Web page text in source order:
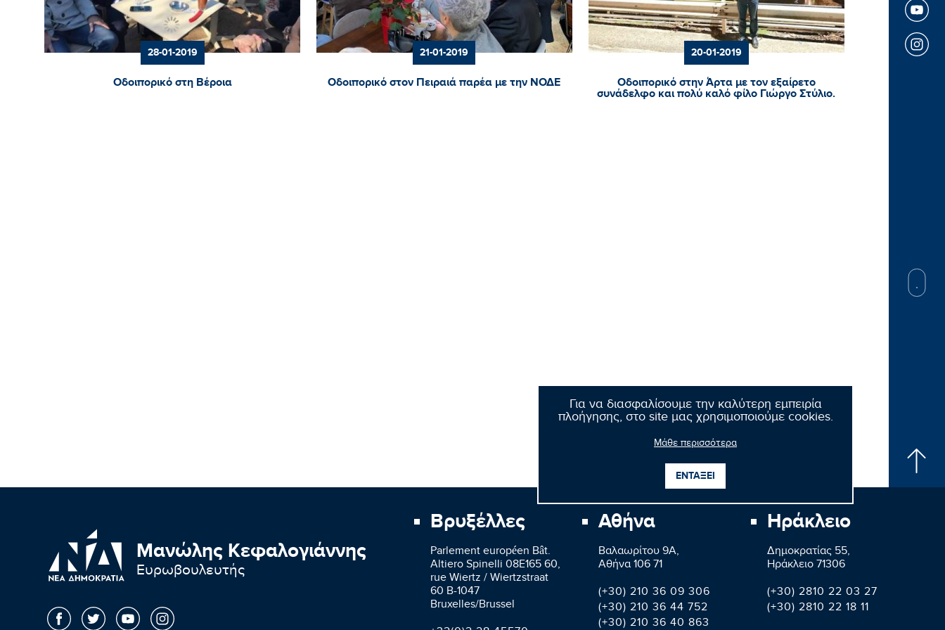
Για να διασφαλίσουμε την καλύτερη εμπειρία
πλοήγησης, στο site μας χρησιμοποιούμε cookies.
Μάθε περισσότερα
ΕΝΤΑΞΕΙ
28-01-2019
Οδοιπορικό στη Βέροια
21-01-2019
Οδοιπορικό στον Πειραιά παρέα με την ΝΟΔΕ
20-01-2019
Οδοιπορικό στην Άρτα με τον εξαίρετο
συνάδελφο και πολύ καλό φίλο Γιώργο Στύλιο.
Μανώλης Κεφαλογιάννης
Ευρωβουλευτής
Βρυξέλλες
Parlement européen Bât.
Altiero Spinelli 08E165 60,
rue Wiertz / Wiertzstraat
60 B-1047
Bruxelles/Brussel
Αθήνα
Βαλαωρίτου 9A,
Aθήνα 106 71
(+30) 210 36 09 306
(+30) 210 36 44 752
(+30) 210 36 40 863
Ηράκλειο
Δημοκρατίας 55,
Ηράκλειο 71306
(+30) 2810 22 03 27
(+30) 2810 22 18 11